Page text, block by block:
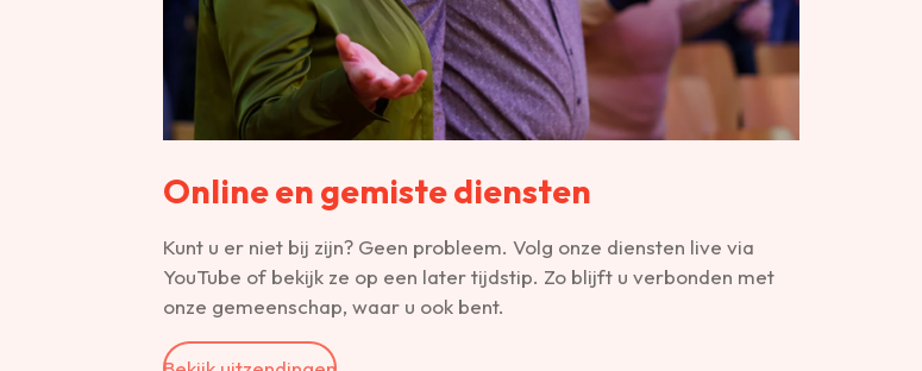
Online en gemiste diensten
Kunt u er niet bij zijn? Geen probleem. Volg onze diensten live via
YouTube of bekijk ze op een later tijdstip. Zo blijft u verbonden met
onze gemeenschap, waar u ook bent.